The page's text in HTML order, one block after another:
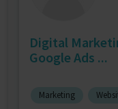
Digital
Google Ads ...
Marketing